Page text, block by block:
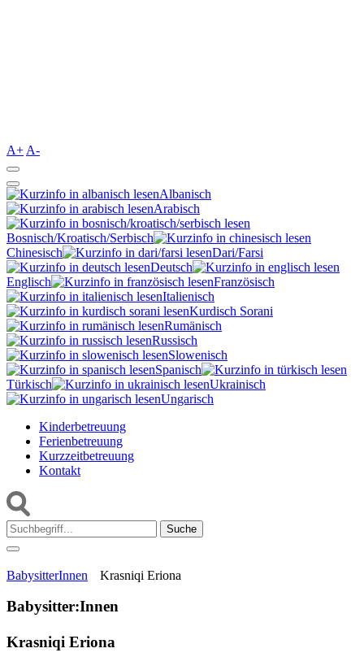
A+ A-
Albanisch
Arabisch
Bosnisch/Kroatisch/Serbisch
Chinesisch
Dari/Farsi
Deutsch
Englisch
Französisch
Italienisch
Kurdisch Sorani‎
Rumänisch
Russisch
Slowenisch
Spanisch
Türkisch
Ukrainisch
Ungarisch
Kinderbetreuung
Ferienbetreuung
Kurzzeitbetreuung
Kontakt
Suche:
BabysitterInnen Krasniqi Eriona
Babysitter:Innen
Krasniqi Eriona